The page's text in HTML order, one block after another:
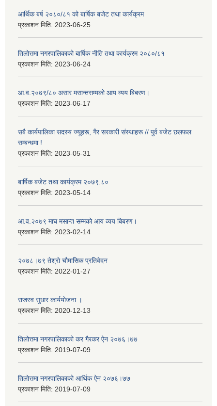
आर्थिक बर्ष २०८०/८१ को बार्षिक बजेट तथा कार्यक्रम
प्रकाशन मिति: 2023-06-25
तिलोत्तमा नगरपालिकाको बार्षिक नीति तथा कार्यक्रम २०८०/८१
प्रकाशन मिति: 2023-06-24
आ.व.२०७९/८० असार मसान्तसम्मको आय व्यय बिबरण।
प्रकाशन मिति: 2023-06-17
सबै कार्यपालिका सदस्य ज्यूहरू, गैर सरकारी संस्थाहरू // पुर्व बजेट छलफल
सम्बन्धमा !
प्रकाशन मिति: 2023-05-31
बार्षिक बजेट तथा कार्यक्रम २०७९.८०
प्रकाशन मिति: 2023-05-14
आ.व.२०७९ माघ मसान्त सम्मको आय व्यय बिबरण।
प्रकाशन मिति: 2023-02-14
२०७८।७९ तेश्राे चाैमासिक प्रतिवेदन
प्रकाशन मिति: 2022-01-27
राजस्व सुधार कार्ययाेजना ।
प्रकाशन मिति: 2020-12-13
तिलोत्तमा नगरपालिकाको कर गैरकर ऐन २०७६।७७
प्रकाशन मिति: 2019-07-09
तिलोत्तमा नगरपालिकाको आर्थिक ऐन २०७६।७७
प्रकाशन मिति: 2019-07-09